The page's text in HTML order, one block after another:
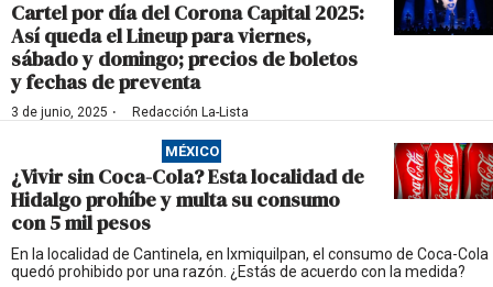
Cartel por día del Corona Capital 2025:
Así queda el Lineup para viernes,
sábado y domingo; precios de boletos
y fechas de preventa
3 de junio, 2025 · Redacción La-Lista
MÉXICO
¿Vivir sin Coca-Cola? Esta localidad de
Hidalgo prohíbe y multa su consumo
con 5 mil pesos
En la localidad de Cantinela, en Ixmiquilpan, el consumo de Coca-Cola
quedó prohibido por una razón. ¿Estás de acuerdo con la medida?